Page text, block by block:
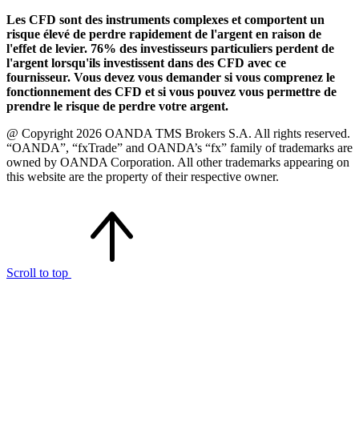
Les CFD sont des instruments complexes et comportent un
risque élevé de perdre rapidement de l'argent en raison de
l'effet de levier. 76% des investisseurs particuliers perdent de
l'argent lorsqu'ils investissent dans des CFD avec ce
fournisseur. Vous devez vous demander si vous comprenez le
fonctionnement des CFD et si vous pouvez vous permettre de
prendre le risque de perdre votre argent.
@ Copyright 2026 OANDA TMS Brokers S.A. All rights reserved.
“OANDA”, “fxTrade” and OANDA’s “fx” family of trademarks are
owned by OANDA Corporation. All other trademarks appearing on
this website are the property of their respective owner.
Scroll to top